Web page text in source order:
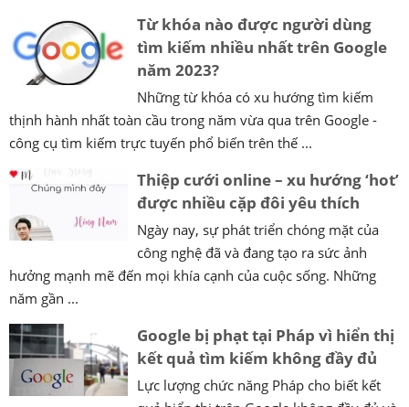
Từ khóa nào được người dùng
tìm kiếm nhiều nhất trên Google
năm 2023?
Những từ khóa có xu hướng tìm kiếm
thịnh hành nhất toàn cầu trong năm vừa qua trên Google -
công cụ tìm kiếm trực tuyến phổ biến trên thế ...
Thiệp cưới online – xu hướng ‘hot’
được nhiều cặp đôi yêu thích
Ngày nay, sự phát triển chóng mặt của
công nghệ đã và đang tạo ra sức ảnh
hưởng mạnh mẽ đến mọi khía cạnh của cuộc sống. Những
năm gần ...
Google bị phạt tại Pháp vì hiển thị
kết quả tìm kiếm không đầy đủ
Lực lượng chức năng Pháp cho biết kết